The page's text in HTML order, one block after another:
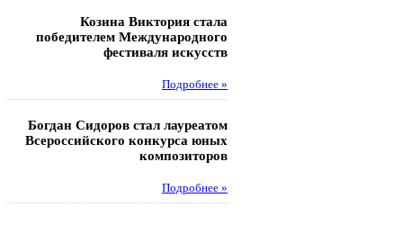
Козина Виктория стала
победителем Международного
фестиваля искусств
Подробнее »
Богдан Сидоров стал лауреатом
Всероссийского конкурса юных
композиторов
Подробнее »